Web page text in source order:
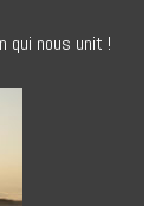
qui nous unit !